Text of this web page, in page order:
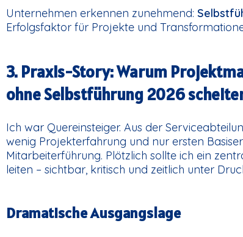
Unternehmen erkennen zunehmend:
Erfolgsfaktor für Projekte und
3. Praxis-Story: Warum
ohne Selbstführung 2026
Ich war Quereinsteiger. Aus der
wenig Projekterfahrung und nur ersten
Mitarbeiterführung. Plötzlich sollte ich ein
leiten – sichtbar, kritisch und zeitlich unter
Dramatische Ausgangslage